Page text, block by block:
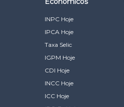
INPC Hoje
IPCA Hoje
Taxa Selic
IGPM Hoje
CDI Hoje
INCC Hoje
ICC Hoje